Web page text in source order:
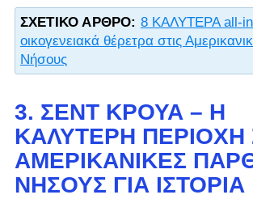
ΣΧΕΤΙΚΌ ΆΡΘΡΟ: 8 ΚΑΛΥΤΕΡΑ all-
οικογενειακά θέρετρα στις
Νήσους
3. ΣΕΝΤ ΚΡΟΥΆ – Η
ΚΑΛΎΤΕΡΗ ΠΕΡΙΟΧΉ
ΑΜΕΡΙΚΑΝΙΚΈΣ
ΝΉΣΟΥΣ ΓΙΑ ΙΣΤΟΡΊΑ